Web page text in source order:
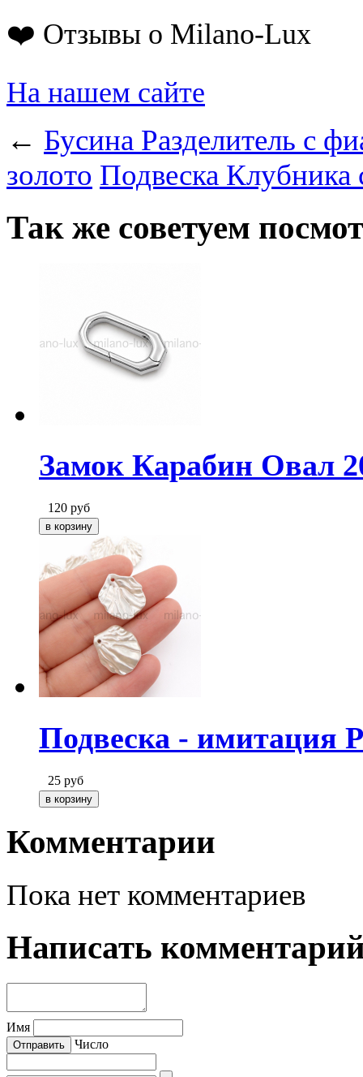
❤️ Отзывы о Milano-Lux
На нашем сайте
← Бусина Разделитель c
золото Подвеска Клубника
Так же советуем
Замок Карабин Овал
120 руб
Подвеска - имитация
25 руб
Комментарии
Пока нет комментариев
Написать
Имя
Число